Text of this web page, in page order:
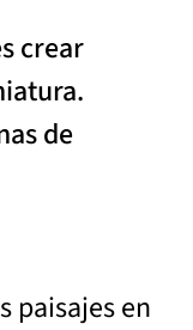
crear
de
paisajes en